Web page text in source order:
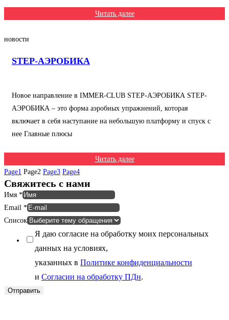
Читать далее
новости
STEP-АЭРОБИКА
Новое направление в IMMER-CLUB STEP-АЭРОБИКА STEP-
АЭРОБИКА – это форма аэробных упражнений, которая
включает в себя наступание на небольшую платформу и спуск с
нее Главные плюсы
Читать далее
Page1 Page2 Page3 Page4
Свяжитесь с нами
Имя *
Email *
Список
Я даю согласие на обработку моих персональных
данных на условиях,
указанных в Политике конфиденциальности
и Согласии на обработку ПДн.
Отправить